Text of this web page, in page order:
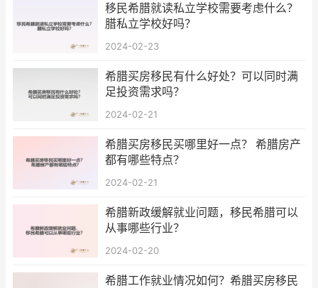
移民希腊就读私立学校需要考虑什么？
腊私立学校好吗？
2024-02-23
希腊买房移民有什么好处？可以同时满
足投资需求吗？
2024-02-21
希腊买房移民买哪里好一点？ 希腊房产
都有哪些特点？
2024-02-21
希腊新政缓解就业问题，移民希腊可以
从事哪些行业？
2024-02-20
希腊工作就业情况如何？希腊买房移民